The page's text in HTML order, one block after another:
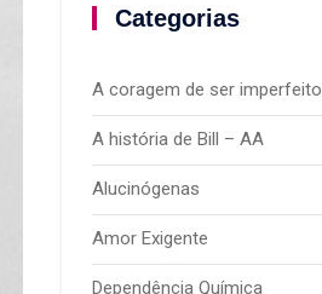
Categorias
A coragem de ser imperfeito
A história de Bill – AA
Alucinógenas
Amor Exigente
Dependência Química